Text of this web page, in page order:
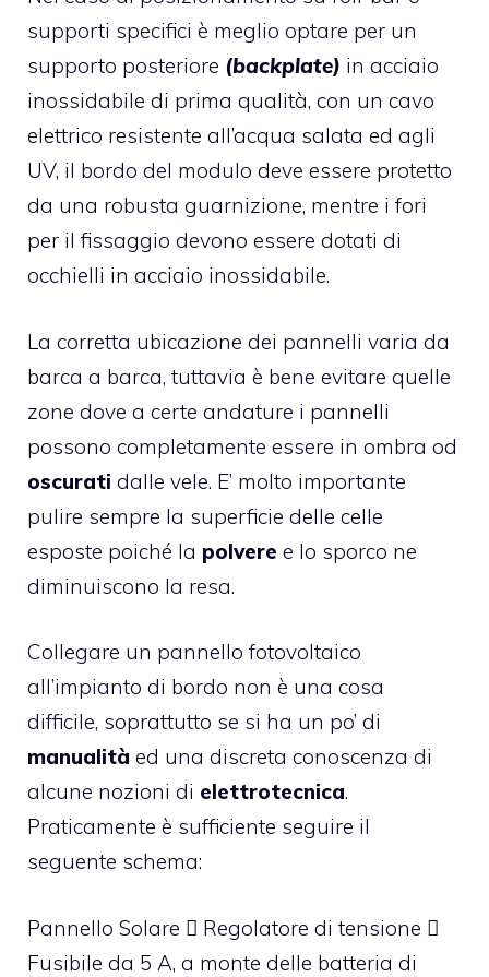
supporti specifici è meglio optare per un
supporto posteriore (backplate) in acciaio
inossidabile di prima qualità, con un cavo
elettrico resistente all’acqua salata ed agli
UV, il bordo del modulo deve essere protetto
da una robusta guarnizione, mentre i fori
per il fissaggio devono essere dotati di
occhielli in acciaio inossidabile.
La corretta ubicazione dei pannelli varia da
barca a barca, tuttavia è bene evitare quelle
zone dove a certe andature i pannelli
possono completamente essere in ombra od
oscurati dalle vele. E’ molto importante
pulire sempre la superficie delle celle
esposte poiché la polvere e lo sporco ne
diminuiscono la resa.
Collegare un pannello fotovoltaico
all’impianto di bordo non è una cosa
difficile, soprattutto se si ha un po’ di
manualità ed una discreta conoscenza di
alcune nozioni di elettrotecnica.
Praticamente è sufficiente seguire il
seguente schema:
Pannello Solare  Regolatore di tensione 
Fusibile da 5 A, a monte delle batteria di